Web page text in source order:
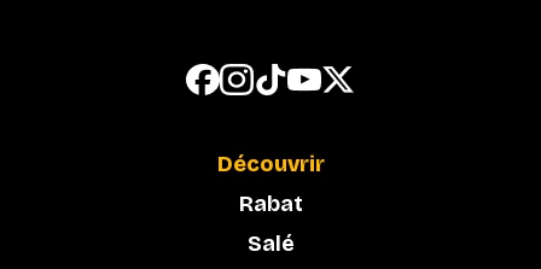
Découvrir
Rabat
Salé